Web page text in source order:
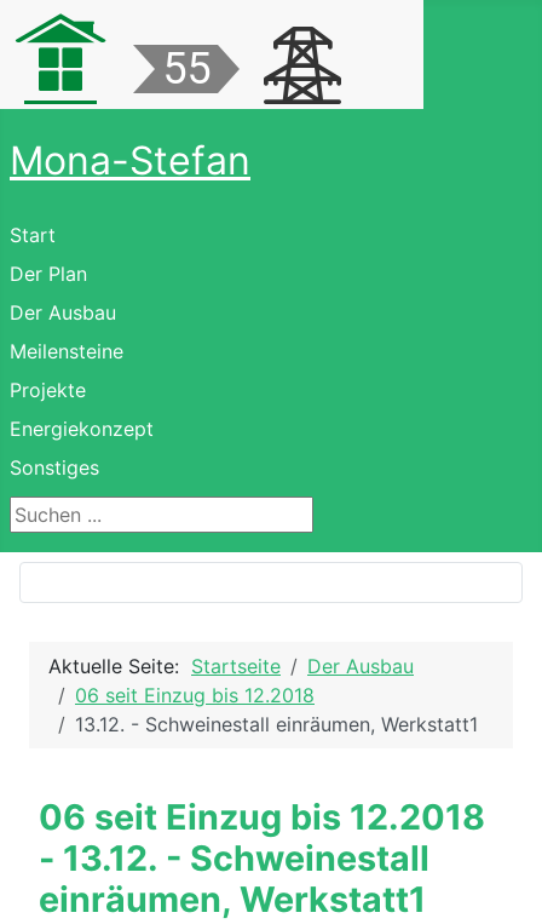
Mona-Stefan
Start
Der Plan
Der Ausbau
Meilensteine
Projekte
Energiekonzept
Sonstiges
Suchen ...
Aktuelle Seite: Startseite
Der Ausbau
06 seit Einzug bis 12.2018
13.12. - Schweinestall einräumen, Werkstatt1
06 seit Einzug bis 12.2018
- 13.12. - Schweinestall
einräumen, Werkstatt1